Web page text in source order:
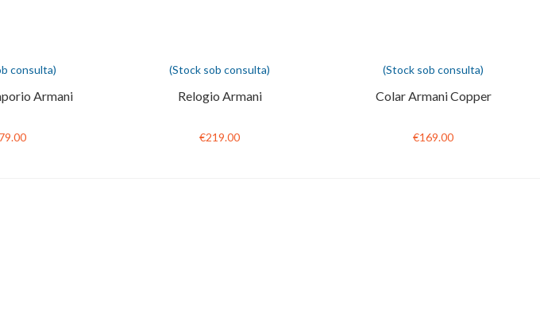
consulta)
Armani
(Stock sob consulta)
Relogio Armani
€219.00
(Stock sob consulta)
Colar Armani Copper
€169.00